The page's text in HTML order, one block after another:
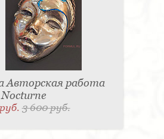
Авторская работа
3 600 руб.